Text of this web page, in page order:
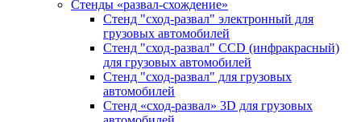
Стенды «развал-схождение»
Стенд "сход-развал" электронный для
грузовых автомобилей
Стенд "сход-развал" CCD (инфракрасный)
для грузовых автомобилей
Стенд "сход-развал" для грузовых
автомобилей
Стенд «сход-развал» 3D для грузовых